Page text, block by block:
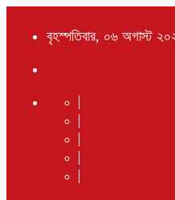
বৃহস্পতিবার, ০৬ অগাস্ট